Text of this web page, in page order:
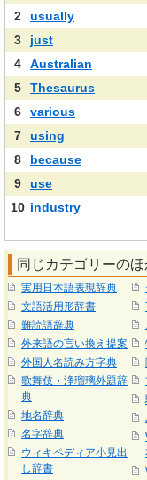
2
usually
3
just
4
Australian
5
Thesaurus
6
various
7
using
8
because
9
use
10 industry
同じカテゴリーの
実用日本語表現辞典
文語活用形辞書
難読語辞典
外来語の言い換え提案
外国人名読み方字典
歌舞伎・浄瑠璃外題辞
典
地名辞典
名字辞典
ウィキペディア小見出
し辞書